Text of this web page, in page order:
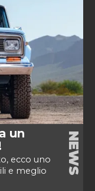
un
ecco uno
e meglio
NEWS